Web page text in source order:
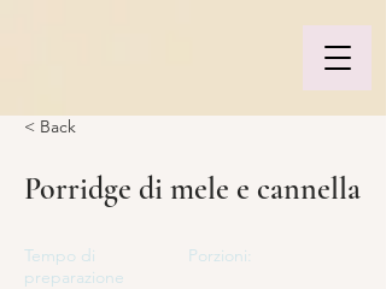
< Back
Porridge di mele e cannella
Tempo di
preparazione
Porzioni: